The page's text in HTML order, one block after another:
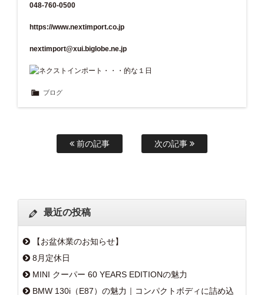
048-760-0500
https://www.nextimport.co.jp
nextimport@xui.biglobe.ne.jp
ブログ
前の記事 次の記事
最近の投稿
【お盆休業のお知らせ】
8月定休日
MINI クーパー 60 YEARS EDITIONの魅力
BMW 130i（E87）の魅力｜コンパクトボディに詰め込